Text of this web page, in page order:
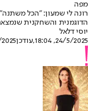
מפה
רונה לי שמעון: "הכל משתנה"
הדוגמנית והשחקנית
יוסי דלאל
24/5/2025, 18:04
,עודכן18:04